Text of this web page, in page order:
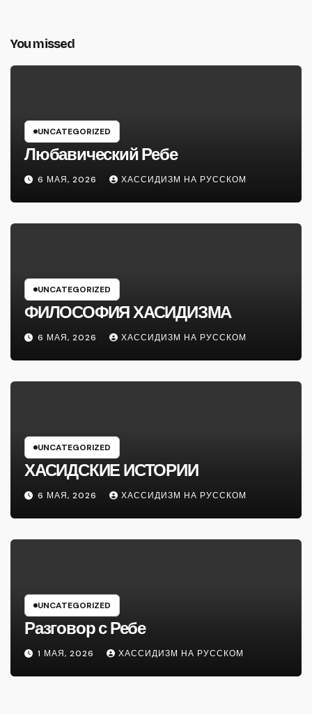
You missed
UNCATEGORIZED
Любавический Ребе
6 МАЯ, 2026 ХАССИДИЗМ НА РУССКОМ
UNCATEGORIZED
ФИЛОСОФИЯ ХАСИДИЗМА
6 МАЯ, 2026 ХАССИДИЗМ НА РУССКОМ
UNCATEGORIZED
ХАСИДСКИЕ ИСТОРИИ
6 МАЯ, 2026 ХАССИДИЗМ НА РУССКОМ
UNCATEGORIZED
Разговор с Ребе
1 МАЯ, 2026 ХАССИДИЗМ НА РУССКОМ